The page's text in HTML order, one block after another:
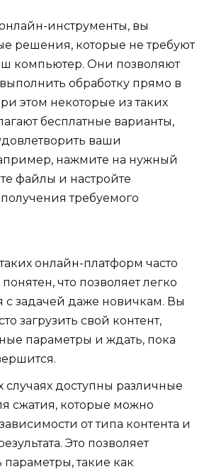
инструменты, вы
решения, которые не требуют
компьютер. Они позволяют
обработку прямо в
этом некоторые из таких
бесплатные варианты,
ваши
нажмите на нужный
файлы и настройте
требуемого
онлайн-платформ часто
что позволяет легко
с задачей даже новичкам. Вы
загрузить свой контент,
параметры и ждать, пока
случаях доступны различные
сжатия, которые можно
от типа контента и
Это позволяет
параметры, такие как